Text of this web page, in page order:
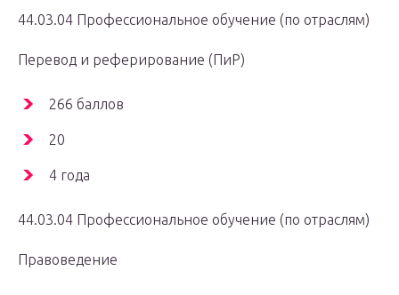
44.03.04 Профессиональное обучение (по отраслям)
Перевод и реферирование (ПиР)
266 баллов
20
4 года
44.03.04 Профессиональное обучение (по отраслям)
Правоведение